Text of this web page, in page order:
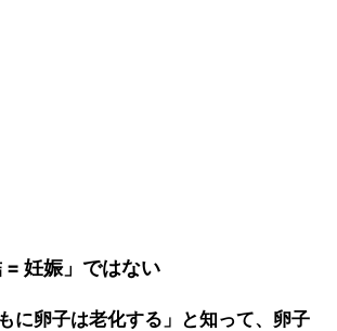
妊娠」ではない
卵子は老化する」と知って、卵子